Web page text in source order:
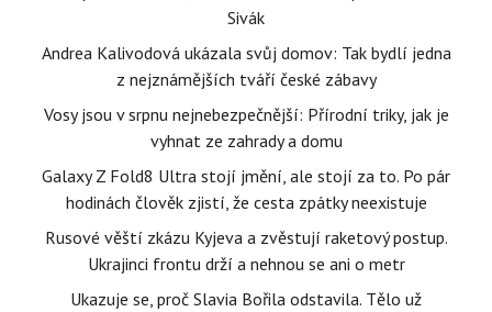
Sivák
Andrea Kalivodová ukázala svůj domov: Tak bydlí jedna
z nejznámějších tváří české zábavy
Vosy jsou v srpnu nejnebezpečnější: Přírodní triky, jak je
vyhnat ze zahrady a domu
Galaxy Z Fold8 Ultra stojí jmění, ale stojí za to. Po pár
hodinách člověk zjistí, že cesta zpátky neexistuje
Rusové věští zkázu Kyjeva a zvěstují raketový postup.
Ukrajinci frontu drží a nehnou se ani o metr
Ukazuje se, proč Slavia Bořila odstavila. Tělo už